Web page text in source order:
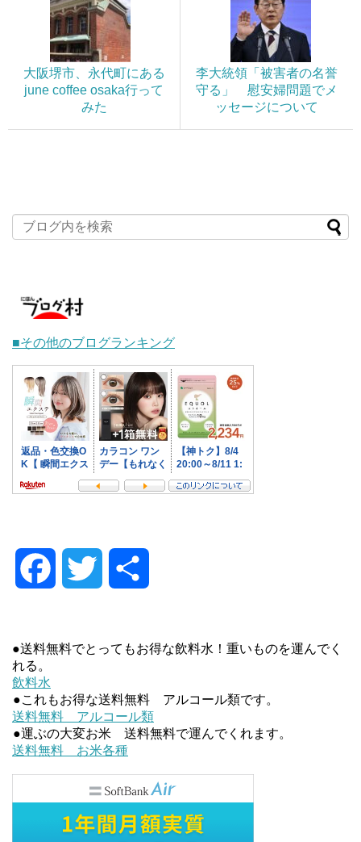
大阪堺市、永代町にある
june coffee osaka行って
みた
李大統領「被害者の名誉
守る」 慰安婦問題でメ
ッセージについて
■その他のブログランキング
c
b
i
t
●送料無料でとってもお得な飲料水！重いものを運んでく
れる。
飲料水
●これもお得な送料無料 アルコール類です。
送料無料 アルコール類
●運ぶの大変お米 送料無料で運んでくれます。
送料無料 お米各種